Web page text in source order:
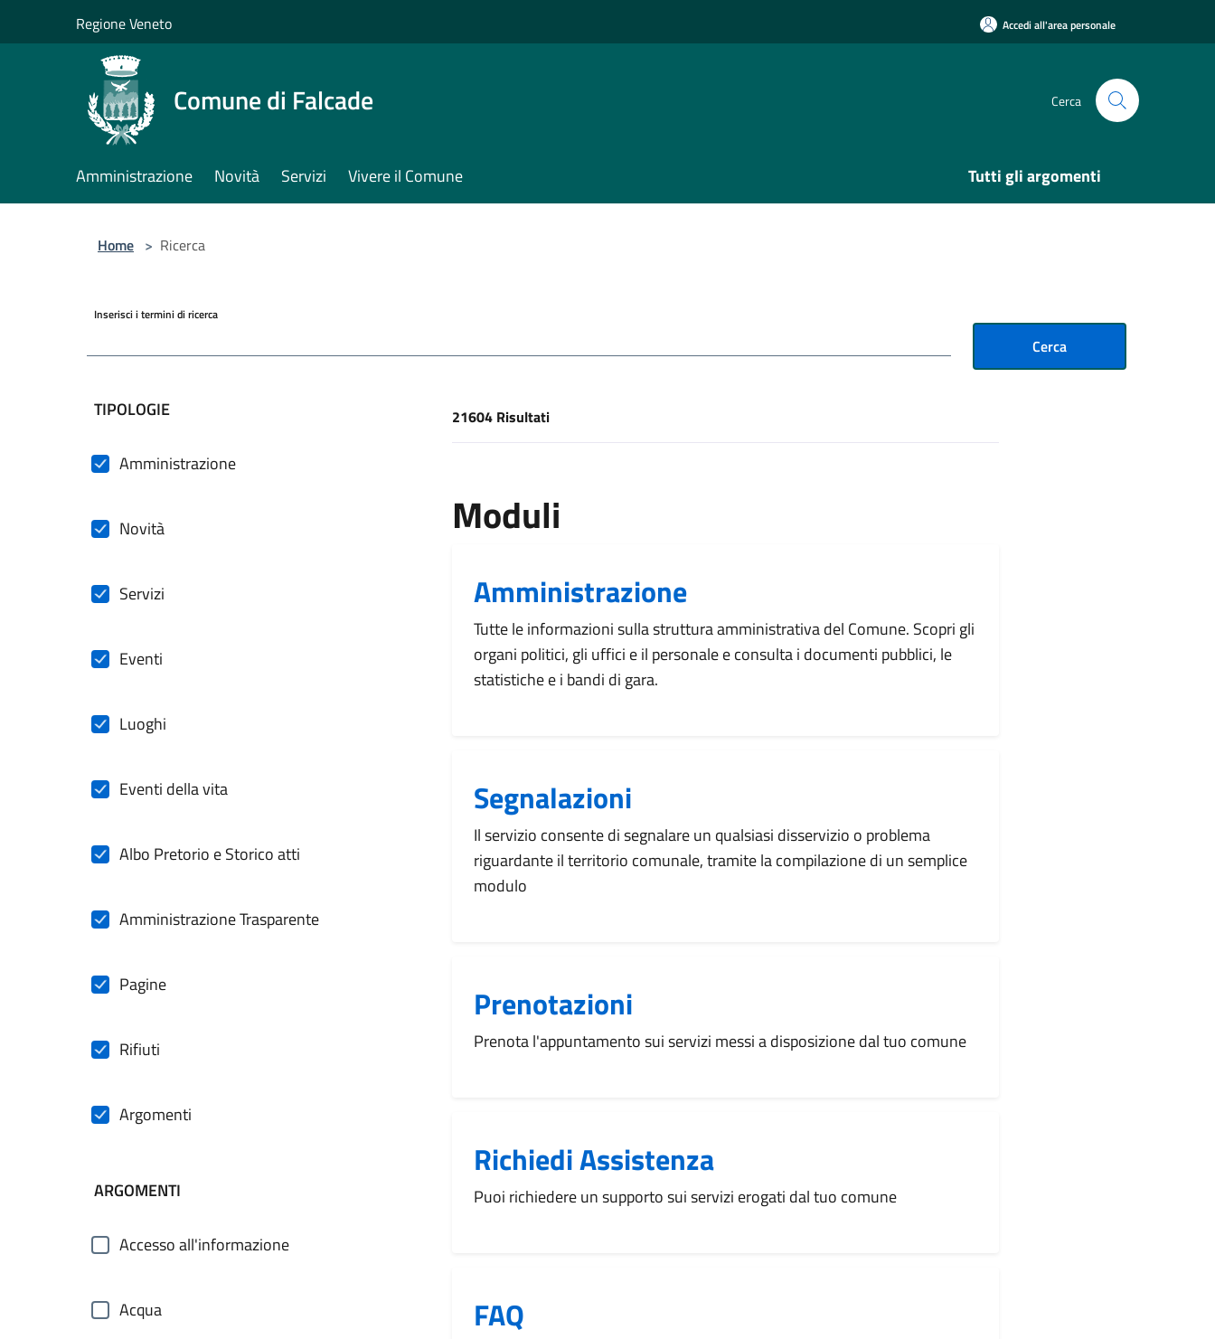
Regione Veneto Accedi all'area personale
Comune di Falcade Cerca
Amministrazione Novità Servizi Vivere il Comune Tutti gli argomenti
Home > Ricerca
Inserisci i termini di ricerca
Cerca
filtri da applicare
TIPOLOGIE
Amministrazione
Novità
Servizi
Eventi
Luoghi
Eventi della vita
Albo Pretorio e Storico atti
Amministrazione Trasparente
Pagine
Rifiuti
Argomenti
ARGOMENTI
Accesso all'informazione
Acqua
[results] Risultati
21604 Risultati
Moduli
Amministrazione
Tutte le informazioni sulla struttura amministrativa del Comune. Scopri gli
organi politici, gli uffici e il personale e consulta i documenti pubblici, le
statistiche e i bandi di gara.
Segnalazioni
Il servizio consente di segnalare un qualsiasi disservizio o problema
riguardante il territorio comunale, tramite la compilazione di un semplice
modulo
Prenotazioni
Prenota l'appuntamento sui servizi messi a disposizione dal tuo comune
Richiedi Assistenza
Puoi richiedere un supporto sui servizi erogati dal tuo comune
FAQ